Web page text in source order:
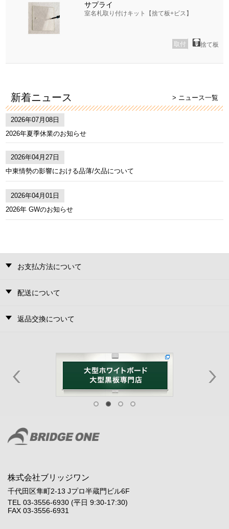
サプライ
室名札取り付けキット【捨て板+ビス】
取付 捨て板
新着ニュース > ニュース一覧
2026年07月08日
2026年夏季休業のお知らせ
2026年04月27日
中東情勢の影響における品薄/欠品について
2026年04月01日
2026年 GWのお知らせ
お支払方法について
配送について
返品交換について
株式会社ブリッジワン
千代田区隼町2-13 Jプロ半蔵門ビル6F
TEL 03-3556-6930 (平日 9:30-17:30)
FAX 03-3556-6931